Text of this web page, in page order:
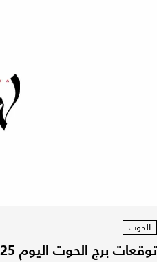
الحوت
توقعات برج الحوت اليوم 13/11/2025